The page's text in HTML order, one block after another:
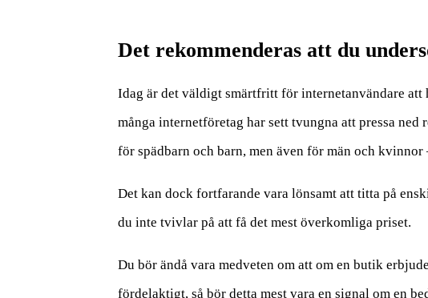
Det rekommenderas att du
Idag är det väldigt smärtfritt för internetanvändare att
många internetföretag har sett tvungna att pressa
för spädbarn och barn, men även för män och
Det kan dock fortfarande vara lönsamt att titta på
du inte tvivlar på att få det mest överkomliga priset.
Du bör ändå vara medveten om att om en butik
fördelaktigt, så bör detta mest vara en signal om en